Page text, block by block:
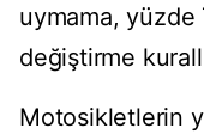
uymama, yüzde
değiştirme
Motosikletlerin